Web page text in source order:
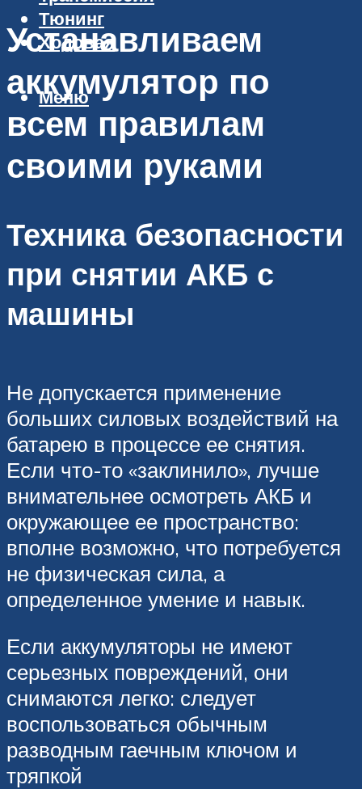
Тюнинг
Ходовая
Меню
Устанавливаем
аккумулятор по
всем правилам
своими руками
Техника безопасности
при снятии АКБ с
машины
Не допускается применение
больших силовых воздействий на
батарею в процессе ее снятия.
Если что-то «заклинило», лучше
внимательнее осмотреть АКБ и
окружающее ее пространство:
вполне возможно, что потребуется
не физическая сила, а
определенное умение и навык.
Если аккумуляторы не имеют
серьезных повреждений, они
снимаются легко: следует
воспользоваться обычным
разводным гаечным ключом и
тряпкой